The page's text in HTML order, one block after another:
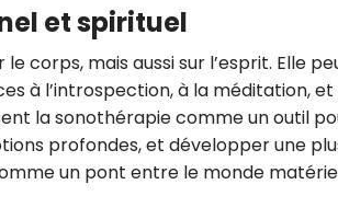
et spirituel
corps, mais aussi sur l’esprit. Elle
à l’introspection, à la méditation,
la sonothérapie comme un outil
profondes, et développer une
un pont entre le monde